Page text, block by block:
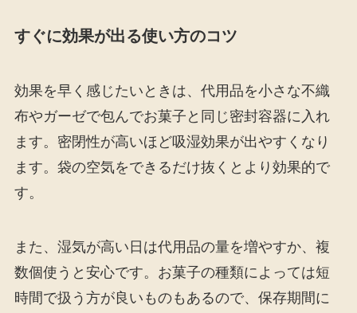
すぐに効果が出る使い方のコツ
効果を早く感じたいときは、代用品を小さな不織
布やガーゼで包んでお菓子と同じ密封容器に入れ
ます。密閉性が高いほど吸湿効果が出やすくなり
ます。袋の空気をできるだけ抜くとより効果的で
す。
また、湿気が高い日は代用品の量を増やすか、複
数個使うと安心です。お菓子の種類によっては短
時間で扱う方が良いものもあるので、保存期間に